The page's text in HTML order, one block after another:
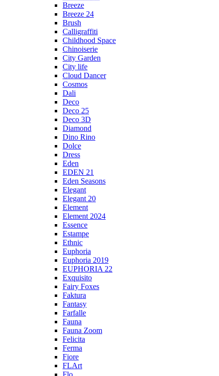
Breeze
Breeze 24
Brush
Calligraffiti
Childhood Space
Chinoiserie
City Garden
City life
Cloud Dancer
Cosmos
Dali
Deco
Deco 25
Deco 3D
Diamond
Dino Rino
Dolce
Dress
Eden
EDEN 21
Eden Seasons
Elegant
Elegant 20
Element
Element 2024
Essence
Estampe
Ethnic
Euphoria
Euphoria 2019
EUPHORIA 22
Exquisito
Fairy Foxes
Faktura
Fantasy
Farfalle
Fauna
Fauna Zoom
Felicita
Ferma
Fiore
FLArt
Flo